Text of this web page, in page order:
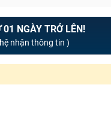
NGÀY TRỞ LÊN!
nhận thông tin )